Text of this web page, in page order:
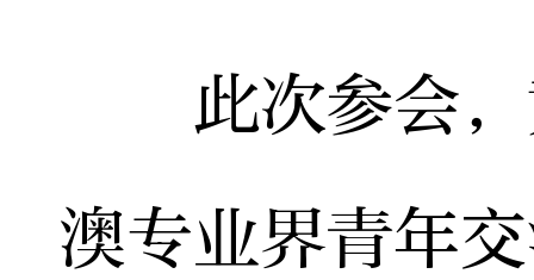
此次参会，
澳专业界青年